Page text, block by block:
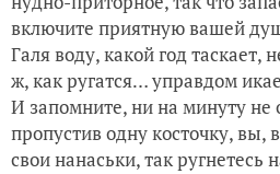
включите приятную вашей
Галя воду, какой год таскает,
ж, как ругатся… управдом
И запомните, ни на минуту не
пропустив одну косточку, вы,
свои нанаськи, так ругнетесь